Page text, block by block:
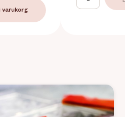
varukorg